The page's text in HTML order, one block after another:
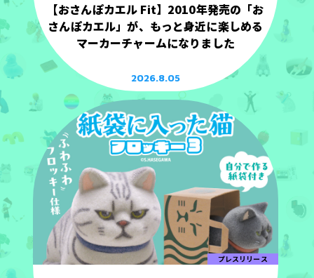
【おさんぽカエル Fit】2010年発売の「お
さんぽカエル」が、もっと身近に楽しめる
マーカーチャームになりました
2026.8.05
プレスリリース